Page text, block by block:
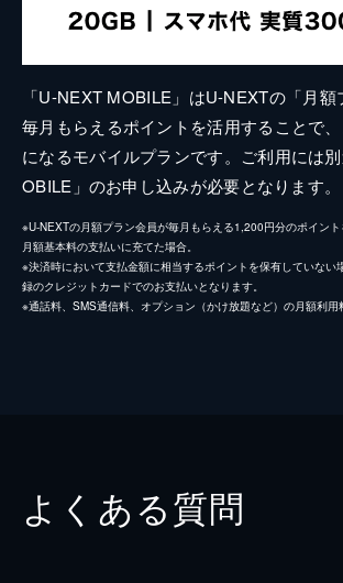
「U-NEXT MOBILE」はU-NEXTの「月
毎月もらえるポイントを活用することで
になるモバイルプランです。ご利用には
OBILE」のお申し込みが必要となります。
※U-NEXTの月額プラン会員が毎月もらえる1,200円分のポイン
月額基本料の支払いに充てた場合。
※決済時において支払金額に相当するポイントを保有していない
録のクレジットカードでのお支払いとなります。
※通話料、SMS通信料、オプション（かけ放題など）の月額利用
よくある質問